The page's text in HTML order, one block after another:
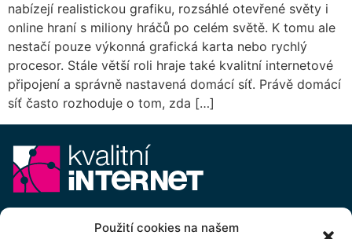
Použití cookies na našem
nabízejí realistickou grafiku, rozsáhlé otevřené světy i
online hraní s miliony hráčů po celém světě. K tomu ale
nestačí pouze výkonná grafická karta nebo rychlý
procesor. Stále větší roli hraje také kvalitní internetové
připojení a správně nastavená domácí síť. Právě domácí
síť často rozhoduje o tom, zda […]
info@kvalitni-internet.cz